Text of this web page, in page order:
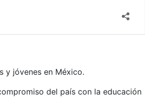
y jóvenes en México.
del país con la educación